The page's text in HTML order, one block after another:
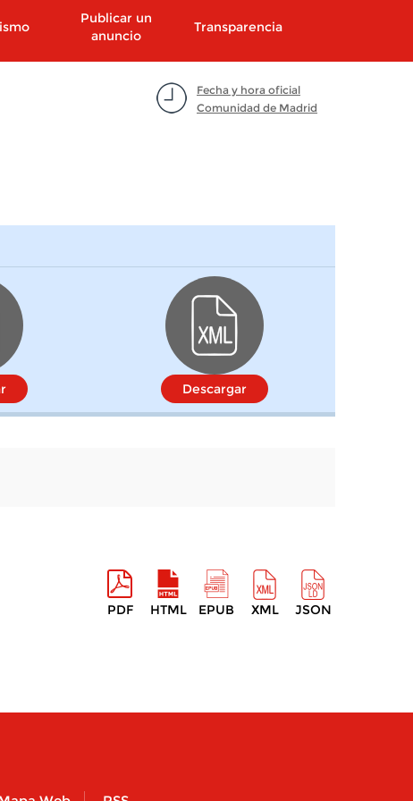
Publicar un
anuncio
Transparencia
Fecha y hora oficial
Comunidad de Madrid
Descargar
PDF HTML EPUB XML JSON